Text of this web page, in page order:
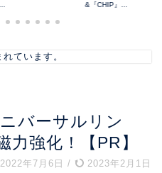
&『CHIP』...
ています。
バーサルリン
強化！【PR】
2022年7月6日 / 2023年2月1日